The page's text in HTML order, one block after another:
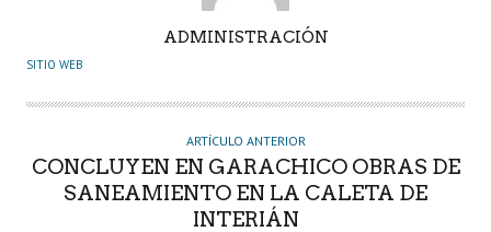
U
O
ADMINISTRACIÓN
SITIO WEB
ARTÍCULO ANTERIOR
CONCLUYEN EN GARACHICO OBRAS DE
SANEAMIENTO EN LA CALETA DE
INTERIÁN